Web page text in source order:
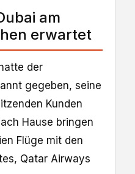
am
erwartet
der
gegeben, seine
Kunden
Hause bringen
Flüge mit den
Qatar Airways